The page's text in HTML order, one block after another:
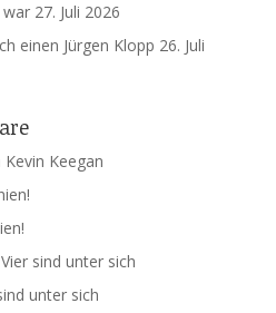
war 27. Juli 2026
einen Jürgen Klopp 26. Juli
Keegan
sind unter sich
unter sich